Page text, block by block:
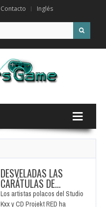
Contacto Inglés
DESVELADAS LAS
CARÁTULAS DE…
Los artistas polacos del Studio
Kxx y CD Projekt RED ha